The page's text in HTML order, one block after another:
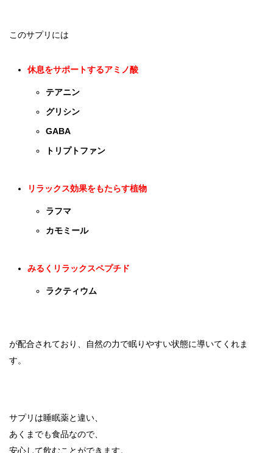
このサプリには
休息をサポートするアミノ酸
テアニン
グリシン
GABA
トリプトファン
リラックス効果をもたらす植物
ラフマ
カモミール
みるくリラックスペプチド
ラクティウム
が配合されており、自然の力で眠りやすい状態に導いてくれま
す。
サプリは睡眠薬と違い、
あくまでも食品なので、
安心して飲むことができます。